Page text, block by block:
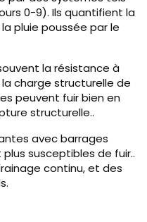
0-9). Ils quantifient la
pluie poussée par le
la résistance à
la charge structurelle de
peuvent fuir bien en
structurelle..
avec barrages
susceptibles de fuir..
continu, et des